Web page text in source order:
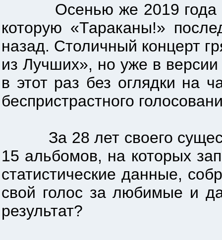
Осенью же 2019 года
которую «Тараканы!»
назад. Столичный концерт
из Лучших», но уже в
в этот раз без оглядки на
беспристрастного
За 28 лет своего
15 альбомов, на которых
статистические данные,
свой голос за любимые и
результат?